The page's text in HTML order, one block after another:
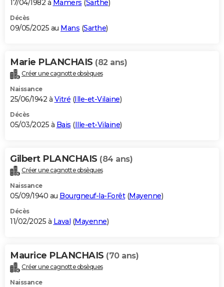
17/04/1982 à Mamers (Sarthe)
Décès
09/05/2025 au Mans (Sarthe)
Marie PLANCHAIS (82 ans)
Créer une cagnotte obsèques
Naissance
25/06/1942 à Vitré (Ille-et-Vilaine)
Décès
05/03/2025 à Bais (Ille-et-Vilaine)
Gilbert PLANCHAIS (84 ans)
Créer une cagnotte obsèques
Naissance
05/09/1940 au Bourgneuf-la-Forêt(Mayenne)
Décès
11/02/2025 à Laval (Mayenne)
Maurice PLANCHAIS (70 ans)
Créer une cagnotte obsèques
Naissance